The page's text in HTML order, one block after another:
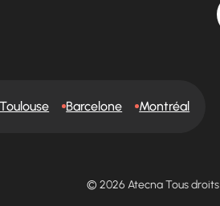
Toulouse Barcelone Montréal
© 2026 Atecna Tous